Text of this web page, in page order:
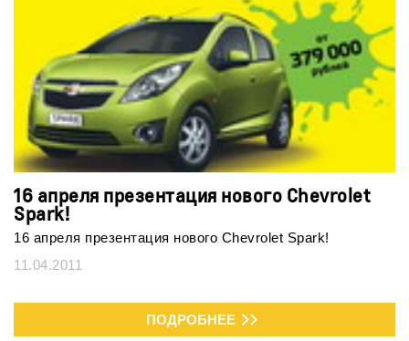
16 апреля презентация нового Chevrolet
Spark!
16 апреля презентация нового Chevrolet Spark!
11.04.2011
ПОДРОБНЕЕ